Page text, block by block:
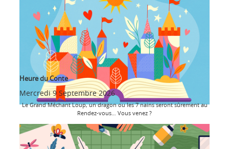
Heure du Conte
Mercredi 9 Septembre 2026
Le Grand Méchant Loup, un dragon ou les 7 nains seront sûrement au
Rendez-vous… Vous venez ?